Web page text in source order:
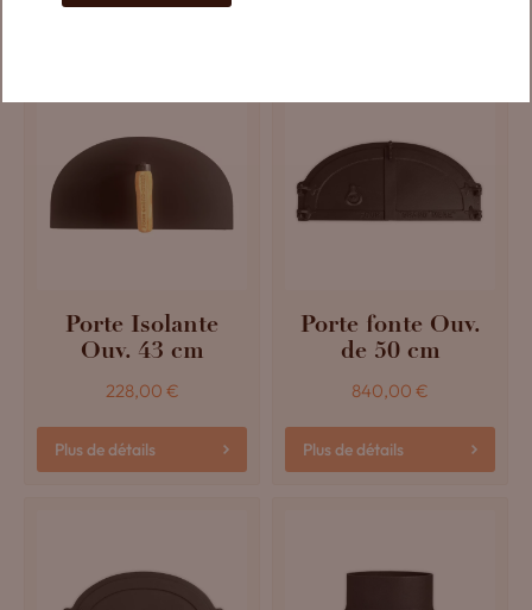
Porte Isolante
Ouv. 43 cm
228,00 €
Plus de détails
Porte fonte Ouv.
de 50 cm
840,00 €
Plus de détails